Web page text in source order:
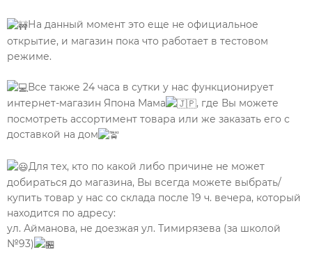
На данный момент это еще не официальное
открытие, и магазин пока что работает в тестовом
режиме.
Все также 24 часа в сутки у нас функционирует
интернет-магазин Япона Мама
, где Вы можете
посмотреть ассортимент товара или же заказать его с
доставкой на дом
Для тех, кто по какой либо причине не может
добираться до магазина, Вы всегда можете выбрать/
купить товар у нас со склада после 19 ч. вечера, который
находится по адресу:
ул. Айманова, не доезжая ул. Тимирязева (за школой
№93)